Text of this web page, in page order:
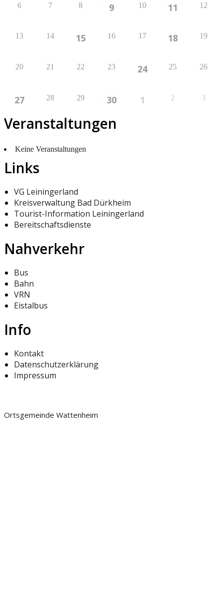
6 7 8 9 10 11 12
13 14 15 16 17 18 19
20 21 22 23 24 25 26
27 28 29 30 1 2 3
Veranstaltungen
Keine Veranstaltungen
Links
VG Leiningerland
Kreisverwaltung Bad Dürkheim
Tourist-Information Leiningerland
Bereitschaftsdienste
Nahverkehr
Bus
Bahn
VRN
Eistalbus
Info
Kontakt
Datenschutzerklärung
Impressum
Ortsgemeinde Wattenheim